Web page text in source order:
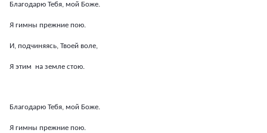
Благодарю Тебя, мой Боже.
Я гимны прежние пою.
И, подчиняясь, Твоей воле,
Я этим на земле стою.
Благодарю Тебя, мой Боже.
Я гимны прежние пою.